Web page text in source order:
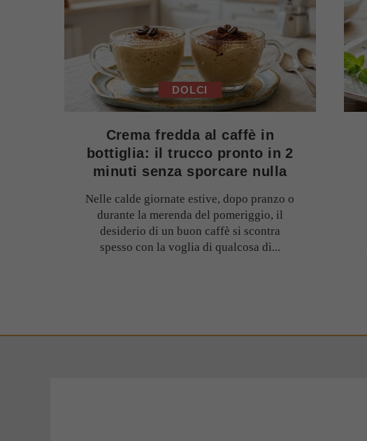
DOLCI
Crema fredda al caffè in
bottiglia: il trucco pronto in 2
minuti senza sporcare nulla
Nelle calde giornate estive, dopo pranzo o
durante la merenda del pomeriggio, il
desiderio di un buon caffè si scontra
spesso con la voglia di qualcosa di...